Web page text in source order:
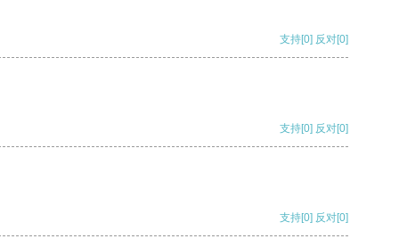
支持[0] 反对[0]
支持[0] 反对[0]
支持[0] 反对[0]